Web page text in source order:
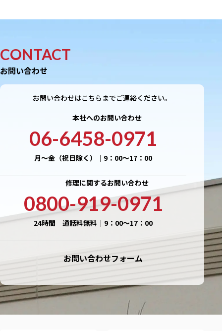
CONTACT
お問い合わせ
お問い合わせはこちらまでご連絡ください。
本社へのお問い合わせ
06-6458-0971
月〜金（祝日除く）｜9：00〜17：00
修理に関するお問い合わせ
0800-919-0971
24時間 通話料無料｜9：00〜17：00
お問い合わせフォーム